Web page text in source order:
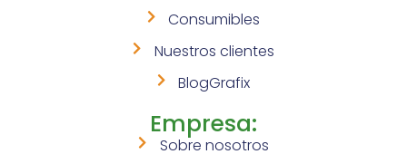
Consumibles
Nuestros clientes
BlogGrafix
Empresa:
Sobre nosotros